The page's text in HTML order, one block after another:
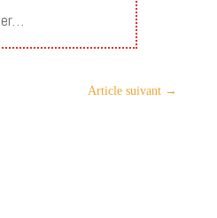
Article suivant →